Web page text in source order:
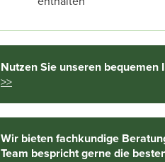
Nutzen Sie unseren
>>
Wir bieten fachkundige
Team bespricht gerne die